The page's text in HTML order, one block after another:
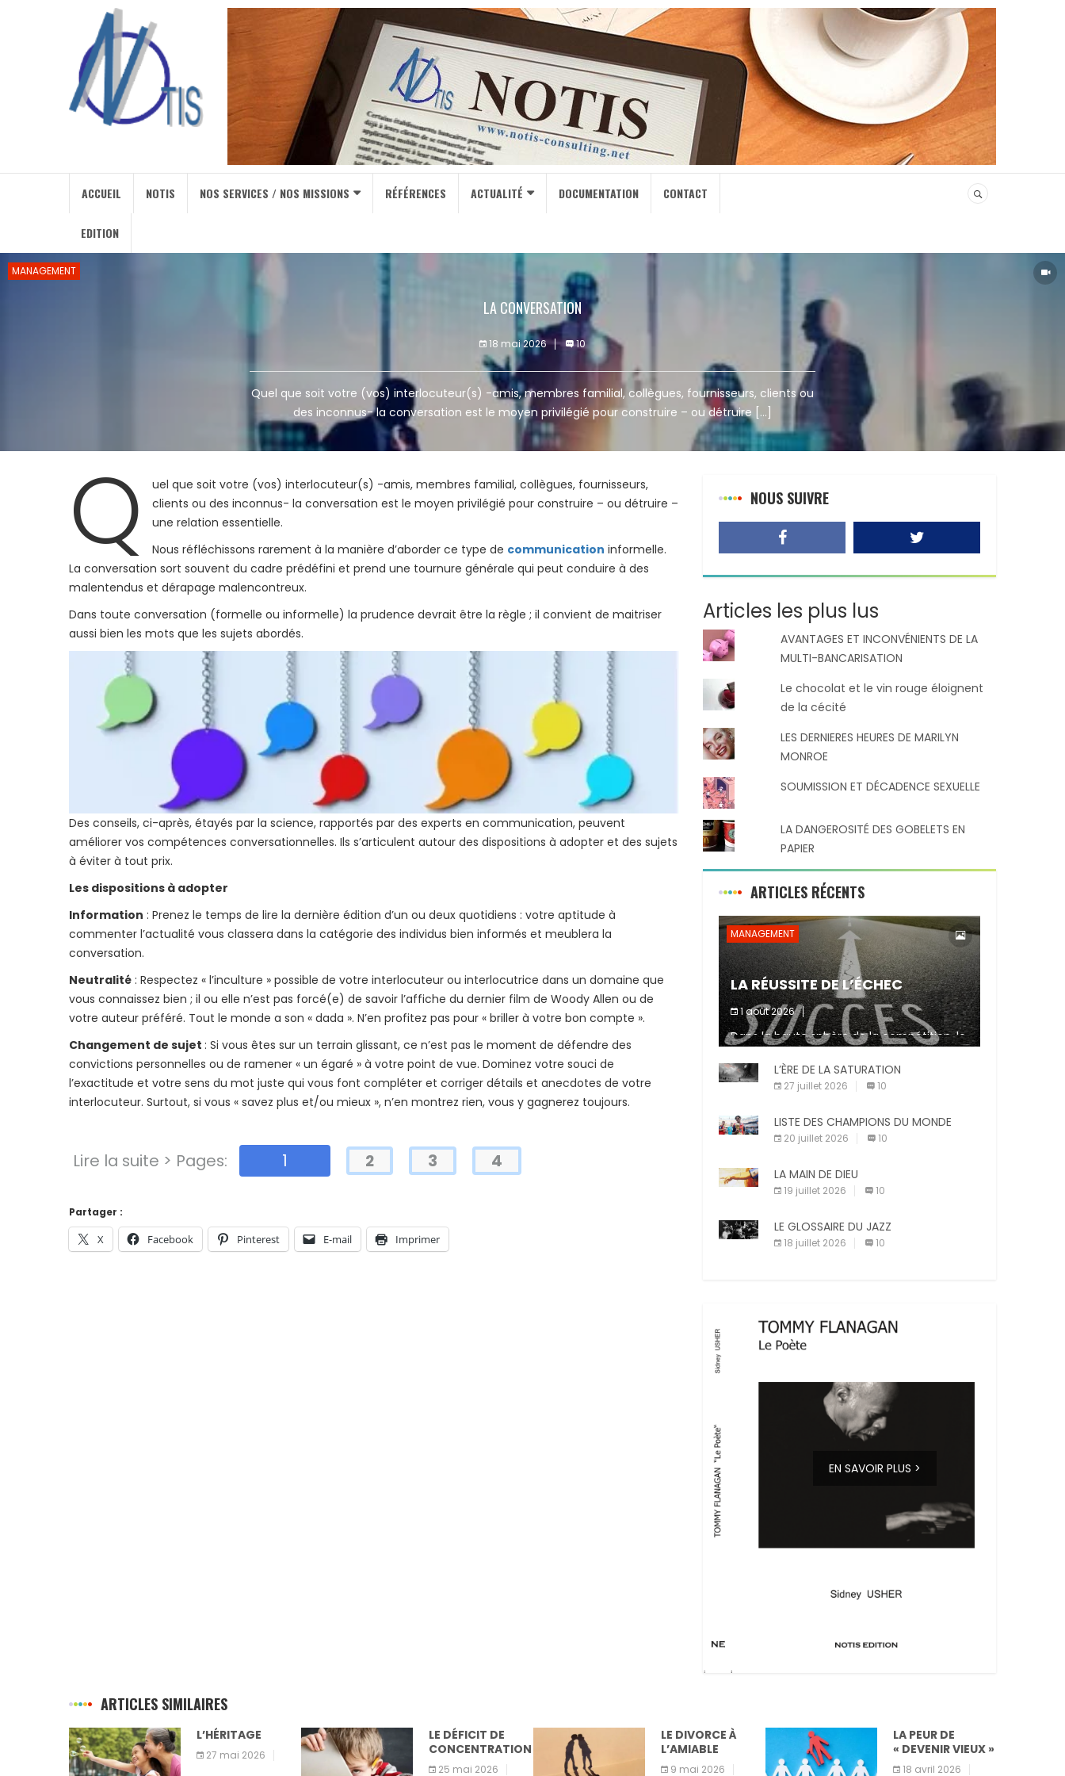
ACCUEIL NOTIS NOS SERVICES / NOS MISSIONS RÉFÉRENCES ACTUALITÉ DOCUMENTATION CONTACT
EDITION
MANAGEMENT
LA CONVERSATION
18 mai 2026 10
Quel que soit votre (vos) interlocuteur(s) -amis, membres familial, collègues, fournisseurs, clients ou
des inconnus- la conversation est le moyen privilégié pour construire – ou détruire […]
Q
uel que soit votre (vos) interlocuteur(s) -amis, membres familial, collègues, fournisseurs,
clients ou des inconnus- la conversation est le moyen privilégié pour construire – ou détruire –
une relation essentielle.
Nous réfléchissons rarement à la manière d’aborder ce type de communication informelle.
La conversation sort souvent du cadre prédéfini et prend une tournure générale qui peut conduire à des
malentendus et dérapage malencontreux.
Dans toute conversation (formelle ou informelle) la prudence devrait être la règle ; il convient de maitriser
aussi bien les mots que les sujets abordés.
Des conseils, ci-après, étayés par la science, rapportés par des experts en communication, peuvent
améliorer vos compétences conversationnelles. Ils s’articulent autour des dispositions à adopter et des sujets
à éviter à tout prix.
Les dispositions à adopter
Information : Prenez le temps de lire la dernière édition d’un ou deux quotidiens : votre aptitude à
commenter l’actualité vous classera dans la catégorie des individus bien informés et meublera la
conversation.
Neutralité : Respectez « l’inculture » possible de votre interlocuteur ou interlocutrice dans un domaine que
vous connaissez bien ; il ou elle n’est pas forcé(e) de savoir l’affiche du dernier film de Woody Allen ou de
votre auteur préféré. Tout le monde a son « dada ». N’en profitez pas pour « briller à votre bon compte ».
Changement de sujet : Si vous êtes sur un terrain glissant, ce n’est pas le moment de défendre des
convictions personnelles ou de ramener « un égaré » à votre point de vue. Dominez votre souci de
l’exactitude et votre sens du mot juste qui vous font compléter et corriger détails et anecdotes de votre
interlocuteur. Surtout, si vous « savez plus et/ou mieux », n’en montrez rien, vous y gagnerez toujours.
Partager :
X Facebook Pinterest E-mail Imprimer
Lire la suite > Pages: 1 2 3 4
NOUS SUIVRE
Articles les plus lus
AVANTAGES ET INCONVÉNIENTS DE LA
MULTI-BANCARISATION
Le chocolat et le vin rouge éloignent
de la cécité
LES DERNIERES HEURES DE MARILYN
MONROE
SOUMISSION ET DÉCADENCE SEXUELLE
LA DANGEROSITÉ DES GOBELETS EN
PAPIER
ARTICLES RÉCENTS
MANAGEMENT
LA RÉUSSITE DE L’ÉCHEC
1 août 2026
Dans la haute sphère de la compétition, le
fait de ne pas atteindre un objectif est un
signe d’incompétence et une source de
sanctions diverses (avertissement, […]
Partager :
Facebook Pinterest
L’ÈRE DE LA SATURATION
27 juillet 2026 10
LISTE DES CHAMPIONS DU MONDE
20 juillet 2026 10
LA MAIN DE DIEU
19 juillet 2026 10
LE GLOSSAIRE DU JAZZ
18 juillet 2026 10
EN SAVOIR PLUS >
ARTICLES SIMILAIRES
L’HÉRITAGE
27 mai 2026
LE DÉFICIT DE
CONCENTRATION
25 mai 2026
LE DIVORCE À
L’AMIABLE
9 mai 2026
LA PEUR DE
« DEVENIR VIEUX »
18 avril 2026